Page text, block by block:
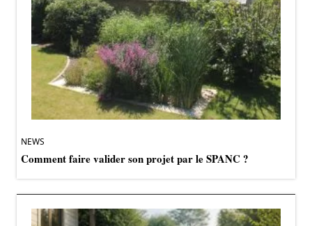
NEWS
Comment faire valider son projet par le SPANC ?